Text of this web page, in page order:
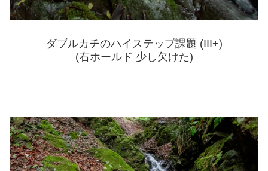
ダブルカチのハイステップ課題 (III+)
(右ホールド 少し欠けた)